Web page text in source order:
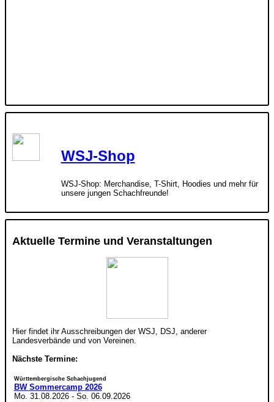
WSJ-Shop
WSJ-Shop: Merchandise, T-Shirt, Hoodies und mehr für
unsere jungen Schachfreunde!
Aktuelle Termine und Veranstaltungen
Hier findet ihr Ausschreibungen der WSJ, DSJ, anderer
Landesverbände und von Vereinen.
Nächste Termine:
Württembergische Schachjugend
BW Sommercamp 2026
Mo. 31.08.2026- So. 06.09.2026